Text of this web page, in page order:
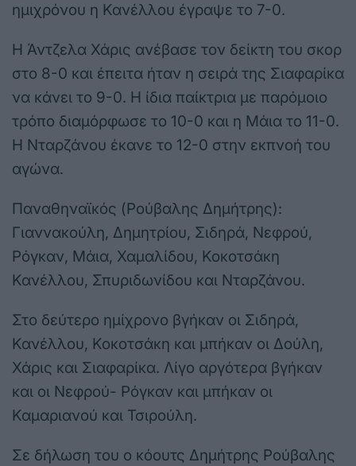
ημιχρόνου η Κανέλλου έγραψε το 7-0.
Η Άντζελα Χάρις ανέβασε τον δείκτη του σκορ
στο 8-0 και έπειτα ήταν η σειρά της Σιαφαρίκα
να κάνει το 9-0. Η ίδια παίκτρια με παρόμοιο
τρόπο διαμόρφωσε το 10-0 και η Μάια το 11-0.
Η Νταρζάνου έκανε το 12-0 στην εκπνοή του
αγώνα.
Παναθηναϊκός (Ρούβαλης Δημήτρης):
Γιαννακούλη, Δημητρίου, Σιδηρά, Νεφρού,
Ρόγκαν, Μάια, Χαμαλίδου, Κοκοτσάκη
Κανέλλου, Σπυριδωνίδου και Νταρζάνου.
Στο δεύτερο ημίχρονο βγήκαν οι Σιδηρά,
Κανέλλου, Κοκοτσάκη και μπήκαν οι Δούλη,
Χάρις και Σιαφαρίκα. Λίγο αργότερα βγήκαν
και οι Νεφρού- Ρόγκαν και μπήκαν οι
Καμαριανού και Τσιρούλη.
Σε δήλωση του ο κόουτς Δημήτρης Ρούβαλης